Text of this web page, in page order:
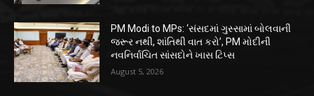
PM Modi to MPs: ‘સંસદમાં ગુસ્સામાં બોલવાની
જરૂર નથી, શાંતિથી વાત કરો’, PM મોદીની
નવનિર્વાચિત સાંસદોને ખાસ ટિપ્સ
August 5, 2026